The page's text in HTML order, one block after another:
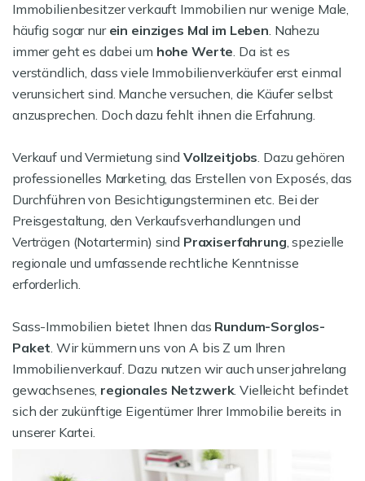
Immobilienbesitzer verkauft Immobilien nur wenige Male,
häufig sogar nur ein einziges Mal im Leben. Nahezu
immer geht es dabei um hohe Werte. Da ist es
verständlich, dass viele Immobilienverkäufer erst einmal
verunsichert sind. Manche versuchen, die Käufer selbst
anzusprechen. Doch dazu fehlt ihnen die Erfahrung.
Verkauf und Vermietung sind Vollzeitjobs. Dazu gehören
professionelles Marketing, das Erstellen von Exposés, das
Durchführen von Besichtigungsterminen etc. Bei der
Preisgestaltung, den Verkaufsverhandlungen und
Verträgen (Notartermin) sind Praxiserfahrung, spezielle
regionale und umfassende rechtliche Kenntnisse
erforderlich.
Sass-Immobilien bietet Ihnen das Rundum-Sorglos-
Paket. Wir kümmern uns von A bis Z um Ihren
Immobilienverkauf. Dazu nutzen wir auch unser jahrelang
gewachsenes, regionales Netzwerk. Vielleicht befindet
sich der zukünftige Eigentümer Ihrer Immobilie bereits in
unserer Kartei.